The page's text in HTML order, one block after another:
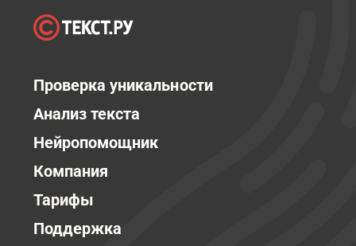
Проверка уникальности
Анализ текста
Нейропомощник
Компания
Тарифы
Поддержка